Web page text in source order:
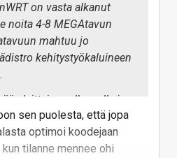
on vasta alkanut
noita 4-8 MEGAtavun
mahtuu jo
kehitystyökaluineen
laitteissa alkaa olla jo
yhdellä piirillä, ei oikein voi
paloiksi.
tuskin hirveästi
sen puolesta, että jopa
optimoi koodejaan
tilanne mennee ohi